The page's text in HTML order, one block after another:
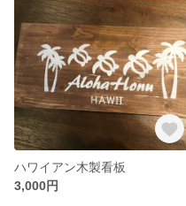
ハワイアン木製看板
3,000円